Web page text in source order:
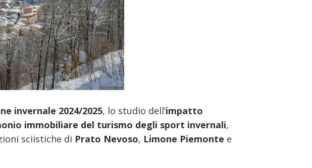
invernale 2024/2025, lo studio dell’impatto
immobiliare del turismo degli sport invernali,
sciistiche di Prato Nevoso, Limone Piemonte e